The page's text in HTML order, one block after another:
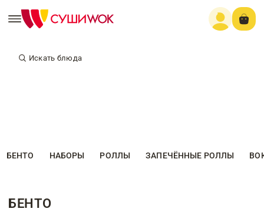
Искать блюда
БЕНТО НАБОРЫ РОЛЛЫ ЗАПЕЧЁННЫЕ РОЛЛЫ
БЕНТО